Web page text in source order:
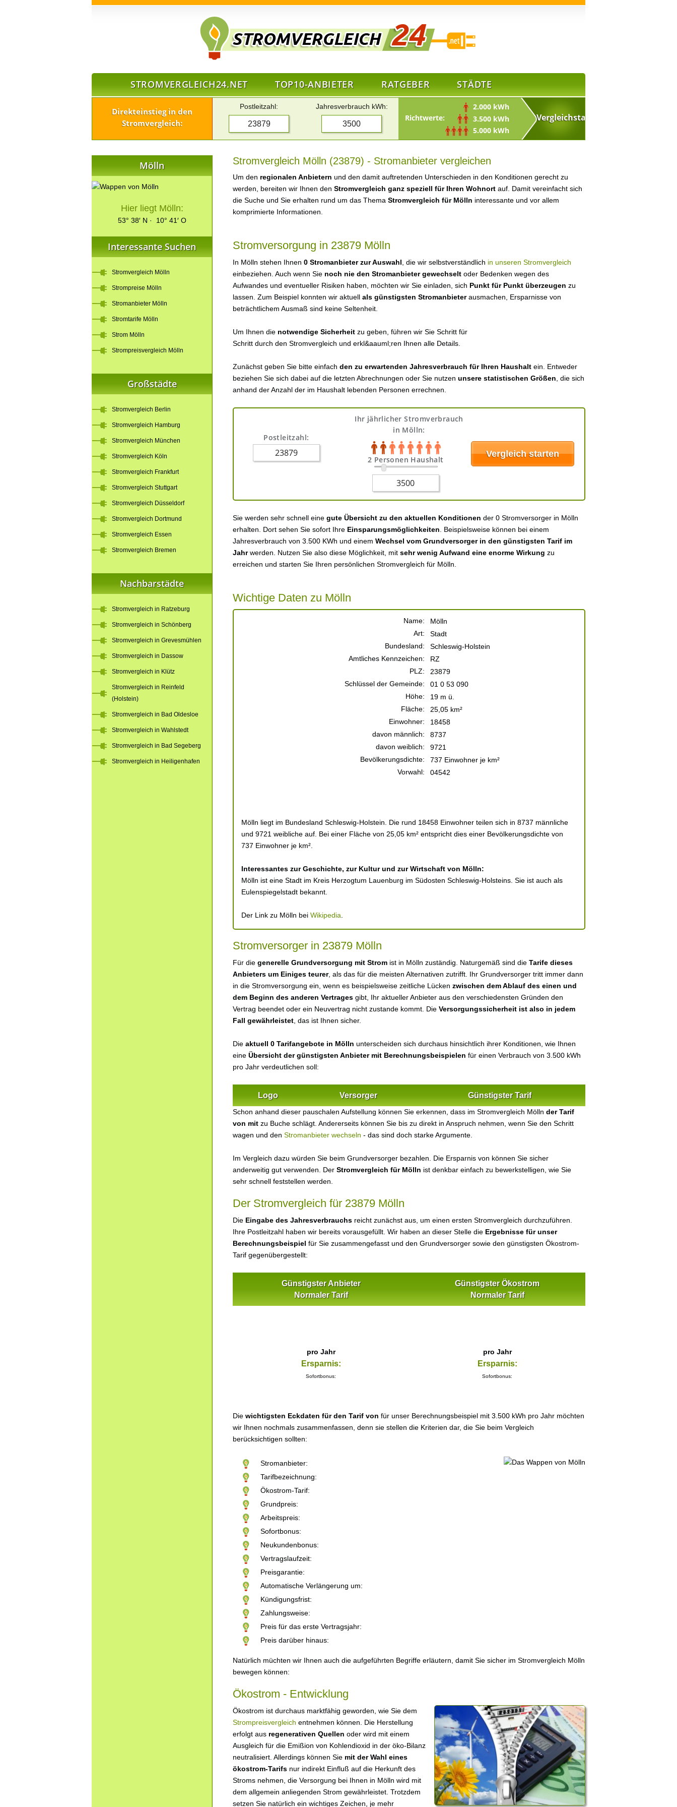
STROMVERGLEICH24.NET TOP10-ANBIETER RATGEBER STÄDTE
Direkteinstieg in den
Stromvergleich:
Postleitzahl: Jahresverbrauch kWh:
Richtwerte:
2.000 kWh
3.500 kWh
5.000 kWh
Stromvergleich Mölln (23879) - Stromanbieter vergleichen
Um den regionalen Anbietern und den damit auftretenden Unterschieden in den Konditionen gerecht zu
werden, bereiten wir Ihnen den Stromvergleich ganz speziell für Ihren Wohnort auf. Damit vereinfacht sich
die Suche und Sie erhalten rund um das Thema Stromvergleich für Mölln interessante und vor allem
komprimierte Informationen.
Stromversorgung in 23879 Mölln
In Mölln stehen Ihnen 0 Stromanbieter zur Auswahl , die wir selbstverständlich in unseren Stromvergleich
einbeziehen. Auch wenn Sie noch nie den Stromanbieter gewechselt oder Bedenken wegen des
Aufwandes und eventueller Risiken haben, möchten wir Sie einladen, sich Punkt für Punkt überzeugen zu
lassen. Zum Beispiel konnten wir aktuell als günstigsten Stromanbieterausmachen, Ersparnisse von
beträchtlichem Ausmaß sind keine Seltenheit.
Um Ihnen die notwendige Sicherheit zu geben, führen wir Sie Schritt für
Schritt durch den Stromvergleich und erkl&aauml;ren Ihnen alle Details.
Zunächst geben Sie bitte einfach den zu erwartenden Jahresverbrauch für Ihren Haushalt ein. Entweder
beziehen Sie sich dabei auf die letzten Abrechnungen oder Sie nutzen unsere statistischen Größen , die sich
anhand der Anzahl der im Haushalt lebenden Personen errechnen.
Postleitzahl:
Ihr jährlicher Stromverbrauch
in Mölln:
2 Personen Haushalt
Sie werden sehr schnell eine gute Übersicht zu den aktuellen Konditionen der 0 Stromversorger in Mölln
erhalten. Dort sehen Sie sofort Ihre Einsparungsmöglichkeiten . Beispielsweise können bei einem
Jahresverbrauch von 3.500 KWh und einem Wechsel vom Grundversorger in den günstigsten Tarif im
Jahrwerden. Nutzen Sie also diese Möglichkeit, mit sehr wenig Aufwand eine enorme Wirkung zu
erreichen und starten Sie Ihren persönlichen Stromvergleich für Mölln.
Wichtige Daten zu Mölln
Name:
Mölln
Art:
Stadt
Bundesland:
Schleswig-Holstein
Amtliches Kennzeichen:
RZ
PLZ:
23879
Schlüssel der Gemeinde:
01 0 53 090
Höhe:
19 m ü.
Fläche:
25,05 km²
Einwohner:
18458
davon männlich:
8737
davon weiblich:
9721
Bevölkerungsdichte:
737 Einwohner je km²
Vorwahl:
04542
Mölln liegt im Bundesland Schleswig-Holstein. Die rund 18458 Einwohner teilen sich in 8737 männliche
und 9721 weibliche auf. Bei einer Fläche von 25,05 km² entspricht dies einer Bevölkerungsdichte von
737 Einwohner je km².
Interessantes zur Geschichte, zur Kultur und zur Wirtschaft von Mölln:
Mölln ist eine Stadt im Kreis Herzogtum Lauenburg im Südosten Schleswig-Holsteins. Sie ist auch als
Eulenspiegelstadt bekannt.
Der Link zu Mölln bei Wikipedia
Stromversorger in 23879 Mölln
Für die generelle Grundversorgung mit Strom ist in Mölln zuständig. Naturgemäß sind die Tarife dieses
Anbieters um Einiges teurer, als das für die meisten Alternativen zutrifft. Ihr Grundversorger tritt immer dann
in die Stromversorgung ein, wenn es beispielsweise zeitliche Lücken zwischen dem Ablauf des einen und
dem Beginn des anderen Vertrages gibt, Ihr aktueller Anbieter aus den verschiedensten Gründen den
Vertrag beendet oder ein Neuvertrag nicht zustande kommt. Die Versorgungssicherheit ist also in jedem
Fall gewährleistet , das ist Ihnen sicher.
Die aktuell 0 Tarifangebote in Mölln unterscheiden sich durchaus hinsichtlich ihrer Konditionen, wie Ihnen
eine Übersicht der günstigsten Anbieter mit Berechnungsbeispielen für einen Verbrauch von 3.500 kWh
pro Jahr verdeutlichen soll:
Logo Versorger Günstigster Tarif
Schon anhand dieser pauschalen Aufstellung können Sie erkennen, dass im Stromvergleich Mölln der Tarif
von mit zu Buche schlägt. Andererseits können Sie bis zu direkt in Anspruch nehmen, wenn Sie den Schritt
wagen und den Stromanbieter wechseln - das sind doch starke Argumente.
Im Vergleich dazu würden Sie beim Grundversorger bezahlen. Die Ersparnis von können Sie sicher
anderweitig gut verwenden. Der Stromvergleich für Mölln ist denkbar einfach zu bewerkstelligen, wie Sie
sehr schnell feststellen werden.
Der Stromvergleich für 23879 Mölln
Die Eingabe des Jahresverbrauchs reicht zunächst aus, um einen ersten Stromvergleich durchzuführen.
Ihre Postleitzahl haben wir bereits vorausgefüllt. Wir haben an dieser Stelle die Ergebnisse für unser
Berechnungsbeispiel für Sie zusammengefasst und den Grundversorger sowie den günstigsten Ökostrom-
Tarif gegenübergestellt:
Günstigster Anbieter
Normaler Tarif
Günstigster Ökostrom
Normaler Tarif
pro Jahr
Ersparnis:
Sofortbonus:
pro Jahr
Ersparnis:
Sofortbonus:
Die wichtigsten Eckdaten für den Tarif von für unser Berechnungsbeispiel mit 3.500 kWh pro Jahr möchten
wir Ihnen nochmals zusammenfassen, denn sie stellen die Kriterien dar, die Sie beim Vergleich
berücksichtigen sollten:
Stromanbieter:
Tarifbezeichnung:
Ökostrom-Tarif:
Grundpreis:
Arbeitspreis:
Sofortbonus:
Neukundenbonus:
Vertragslaufzeit:
Preisgarantie:
Automatische Verlängerung um:
Kündigungsfrist:
Zahlungsweise:
Preis für das erste Vertragsjahr:
Preis darüber hinaus:
Natürlich müchten wir Ihnen auch die aufgeführten Begriffe erläutern, damit Sie sicher im Stromvergleich Mölln
bewegen können:
Ökostrom - Entwicklung
Ökostrom ist durchaus marktfähig geworden, wie Sie dem
Strompreisvergleich entnehmen können. Die Herstellung
erfolgt aus regenerativen Quellen oder wird mit einem
Ausgleich für die Emißion von Kohlendioxid in der öko-Bilanz
neutralisiert. Allerdings können Sie mit der Wahl eines
ökostrom-Tarifs nur indirekt Einfluß auf die Herkunft des
Stroms nehmen, die Versorgung bei Ihnen in Mölln wird mit
dem allgemein anliegenden Strom gewährleistet. Trotzdem
setzen Sie natürlich ein wichtiges Zeichen, je mehr
Mölln
Hier liegt Mölln:
53° 38′ N · 10° 41′ O
Interessante Suchen
Stromvergleich Mölln
Strompreise Mölln
Stromanbieter Mölln
Stromtarife Mölln
Strom Mölln
Strompreisvergleich Mölln
Großstädte
Stromvergleich Berlin
Stromvergleich Hamburg
Stromvergleich München
Stromvergleich Köln
Stromvergleich Frankfurt
Stromvergleich Stuttgart
Stromvergleich Düsseldorf
Stromvergleich Dortmund
Stromvergleich Essen
Stromvergleich Bremen
Nachbarstädte
Stromvergleich in Ratzeburg
Stromvergleich in Schönberg
Stromvergleich in Grevesmühlen
Stromvergleich in Dassow
Stromvergleich in Klütz
Stromvergleich in Reinfeld
(Holstein)
Stromvergleich in Bad Oldesloe
Stromvergleich in Wahlstedt
Stromvergleich in Bad Segeberg
Stromvergleich in Heiligenhafen